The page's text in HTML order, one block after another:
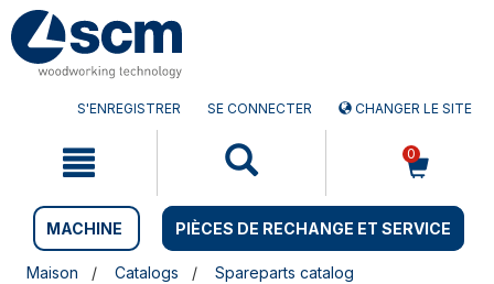
Aller
au
contenu
Menu
sauter
S'ENREGISTRER SE CONNECTER CHANGER LE SITE
0
MACHINE PIÈCES DE RECHANGE ET SERVICE
Maison Catalogs
Spareparts catalog